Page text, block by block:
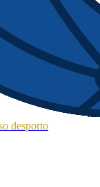
desporto